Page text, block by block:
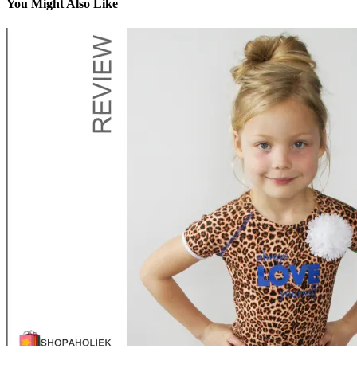
You Might Also Like